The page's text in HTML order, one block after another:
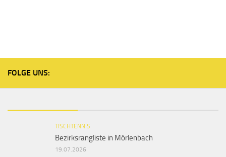
FOLGE UNS:
TISCHTENNIS
Bezirksrangliste in Mörlenbach
19.07.2026